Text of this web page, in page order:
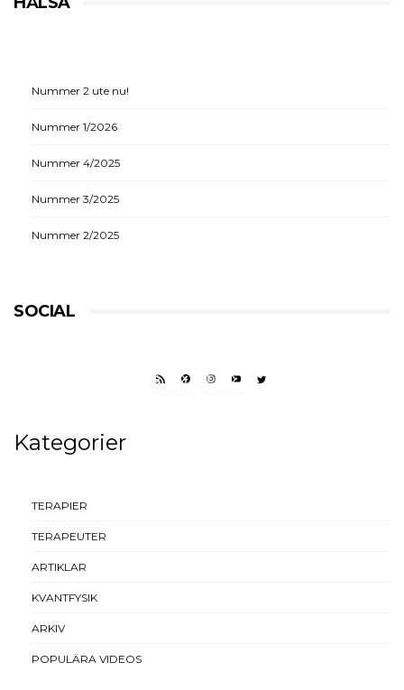
Nummer 2 ute nu!
Nummer 1/2026
Nummer 4/2025
Nummer 3/2025
Nummer 2/2025
SOCIAL
RSS FEEDFACEBOOK
INSTAGRAM
YOUTUBETWITTER
Kategorier
TERAPIER
TERAPEUTER
ARTIKLAR
KVANTFYSIK
ARKIV
POPULÄRA VIDEOS